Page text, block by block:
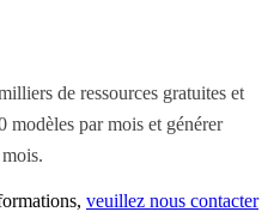
de ressources gratuites et
modèles par mois et générer
veuillez nous contacter